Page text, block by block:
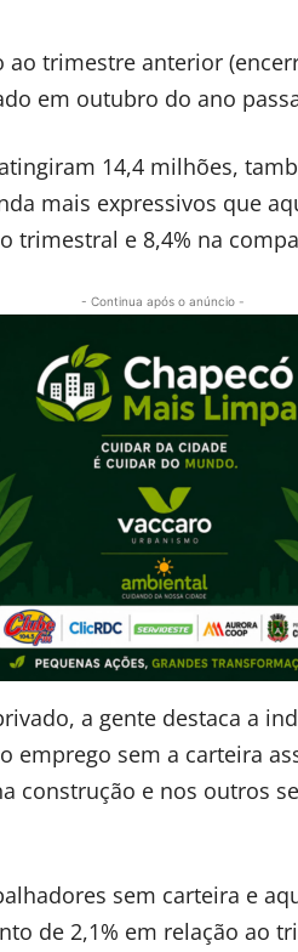
trimestre anterior
em outubro do ano
14,4 milhões,
mais expressivos que
trimestral e 8,4% na
- Continua após o anúncio -
a gente destaca a
emprego sem a carteira
construção e nos outros
sem carteira e
de 2,1% em relação ao